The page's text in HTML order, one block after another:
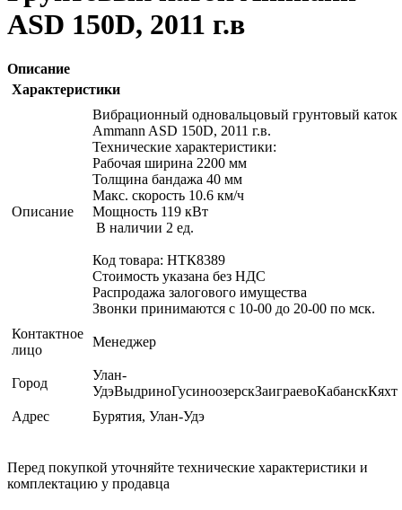
ASD 150D, 2011 г.в
Описание
Характеристики
Описание
Вибрационный одновальцовый грунтовый каток
Ammann ASD 150D, 2011 г.в.
Технические характеристики:
Рабочая ширина 2200 мм
Толщина бандажа 40 мм
Макс. скорость 10.6 км/ч
Мощность 119 кВт
В наличии 2 ед.
Код товара: НТК8389
Стоимость указана без НДС
Распродажа залогового имущества
Звонки принимаются с 10-00 до 20-00 по мск.
Контактное
лицо
Менеджер
Город
Улан-
УдэВыдриноГусиноозерскЗаиграевоКабанскКяхт
Адрес
Бурятия, Улан-Удэ
Перед покупкой уточняйте технические характеристики и
комплектацию у продавца